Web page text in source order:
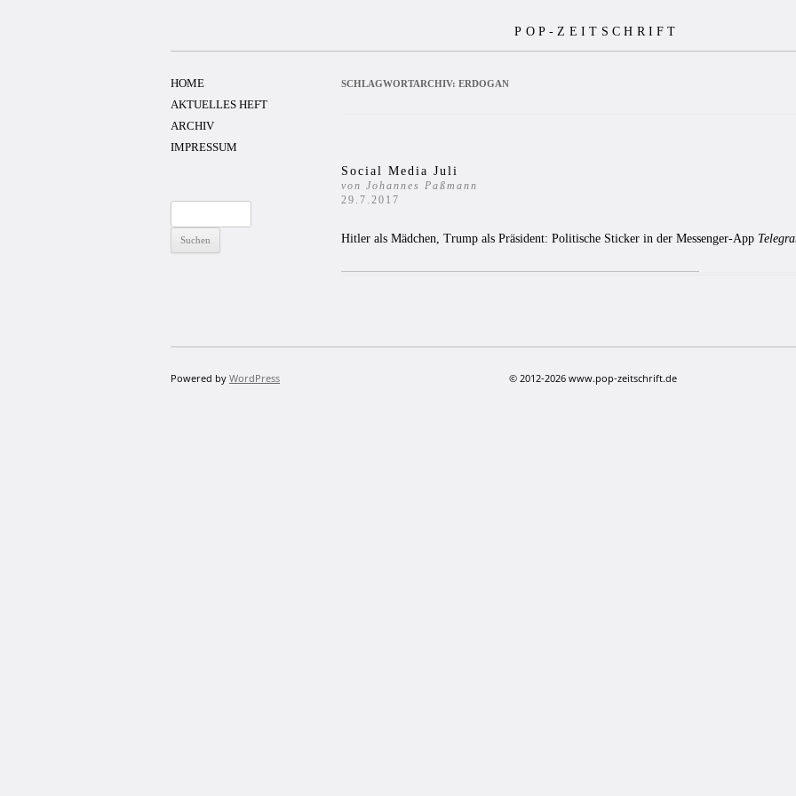
POP-ZEITSCHRIFT
SCHLAGWORTARCHIV: ERDOGAN
Social Media Juli
von Johannes Paßmann
29.7.2017
Hitler als Mädchen, Trump als Präsident: Politische Sticker in der Messenger-App
HOME
AKTUELLES HEFT
ARCHIV
IMPRESSUM
nach:
Powered by WordPress © 2012-2026 www.pop-zeitschrift.de